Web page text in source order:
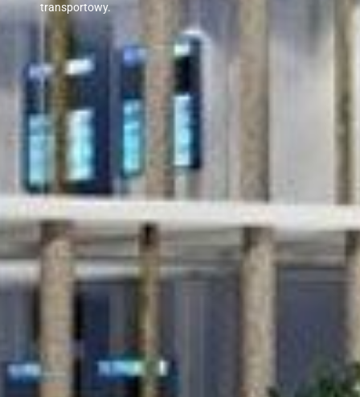
transportowy.